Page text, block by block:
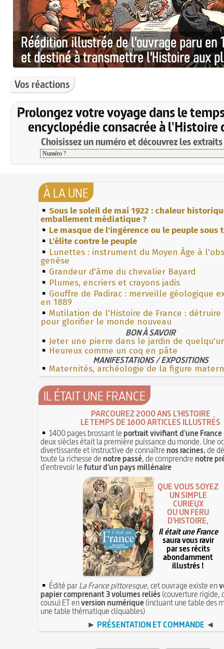
Vos réactions
Prolongez votre voyage dans le
encyclopédie consacrée à l'Histoire
Choisissez un numéro et découvrez les
À LA UNE
Sous le soleil de mai 1922 : chaleur
emballement médiatique ?
Le masque de l'ingérence ou le peuple sous
L'élite contre le peuple
Lunettes : instrument du Moyen Âge à
genèse
Grandeur d'âme du chevalier Bayard
Plumes, encriers et crayons jadis
Gouffre de Padirac : merveille géologique
en 1889
Mutilation de l'Histoire de France : détruire
pour glorifier le monde nouveau
BON À SAVOIR
Jeter une pierre dans le jardin de
Heureux comme un coq en pâte
MANIFESTATIONS / EXPOSITIONS
Maternités, archéologie de la figure
IL ÉTAIT UNE FRANCE
PARCOUREZ 2000 ANS L'HISTOIRE
LE TEMPS DE 1600 ARTICLES ILLUSTRÉS
1400 pages brossant leportrait vivifiant d'une France
deux siècles était la première puissance du monde. Une
divertissante et instructive de connaîtrenos racines, de
toute la richesse denotre passé, de comprendrenotre
d'entrevoir lefutur d'un pays millénaire
QUE VOUS SOYEZ
UN SIMPLE
CURIEUX
OU UN FÉRU
D'HISTOIRE,
Il était une France
saura vous ravir
par ses récits
abondamment
illustrés !
Édité parLa France pittoresque, cet ouvrage existe en
papier comprenant 3 volumes reliés(couverture rigide,
cousu) ET enversion numérique(incluant une table des
une table thématique cliquables)
► PRÉSENTATION ET COMMANDE ◄